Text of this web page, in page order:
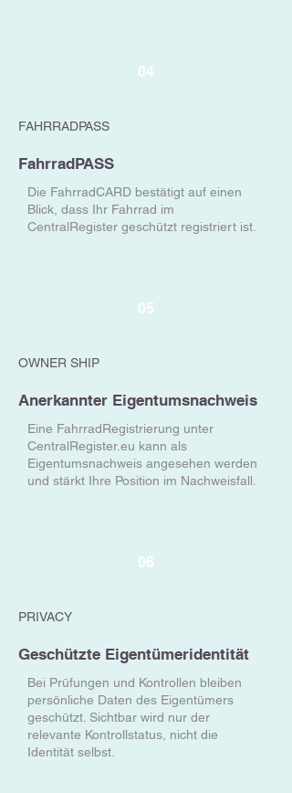
04
FAHRRADPASS
FahrradPASS
Die FahrradCARD bestätigt auf einen
Blick, dass Ihr Fahrrad im
CentralRegister geschützt registriert ist.
05
OWNER SHIP
Anerkannter Eigentumsnachweis
Eine FahrradRegistrierung unter
CentralRegister.eu kann als
Eigentumsnachweis angesehen werden
und stärkt Ihre Position im Nachweisfall.
06
PRIVACY
Geschützte Eigentümeridentität
Bei Prüfungen und Kontrollen bleiben
persönliche Daten des Eigentümers
geschützt. Sichtbar wird nur der
relevante Kontrollstatus, nicht die
Identität selbst.